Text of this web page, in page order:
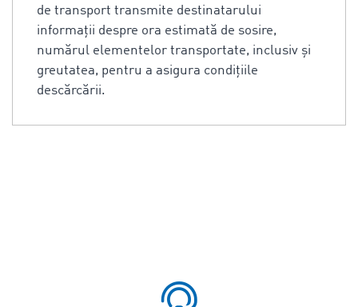
de transport transmite destinatarului
informații despre ora estimată de sosire,
numărul elementelor transportate, inclusiv și
greutatea, pentru a asigura condițiile
descărcării.